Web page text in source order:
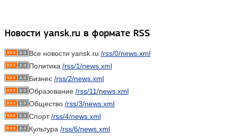
Новости yansk.ru в формате RSS
Все новости yansk.ru /rss/0/news.xml
Политика /rss/1/news.xml
Бизнес /rss/2/news.xml
Образование /rss/11/news.xml
Общество /rss/3/news.xml
Спорт/rss/4/news.xml
Культура /rss/6/news.xml